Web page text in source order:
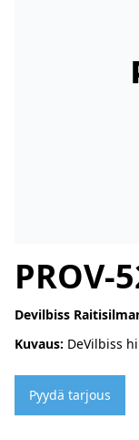
PROV-
Devilbiss
Kuvaus: DeVilbiss
Pyydä tarjous